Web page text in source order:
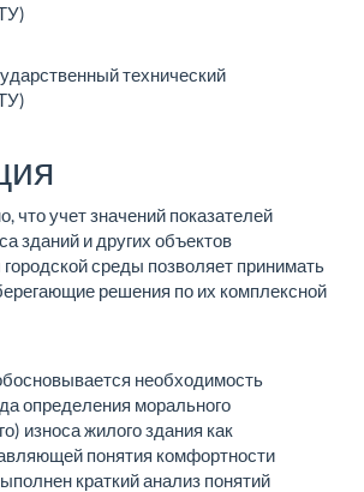
технический
что учет значений показателей
зданий и других объектов
среды позволяет принимать
решения по их комплексной
необходимость
определения морального
изно­са жилого здания как
понятия ком­фортности
краткий анализ понятий